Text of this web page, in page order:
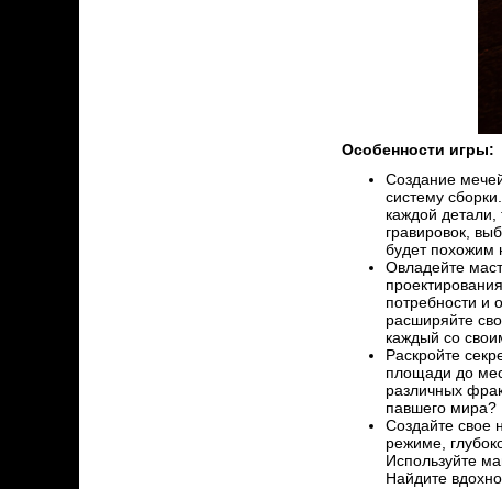
Особенности игры:
Создание
систему
каждой
гравировок,
будет похожим
Овладейте
потребности и
расширяйте
каждый со
Раскройте
площади до
различных
павшего мира?
Создайте свое
режиме,
Используйте
Найдите